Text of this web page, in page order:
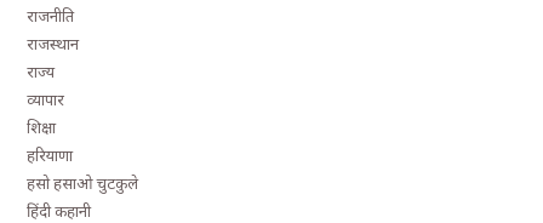
राजनीति
राजस्थान
राज्य
व्यापार
शिक्षा
हरियाणा
हसो हसाओ चुटकुले
हिंदी कहानी